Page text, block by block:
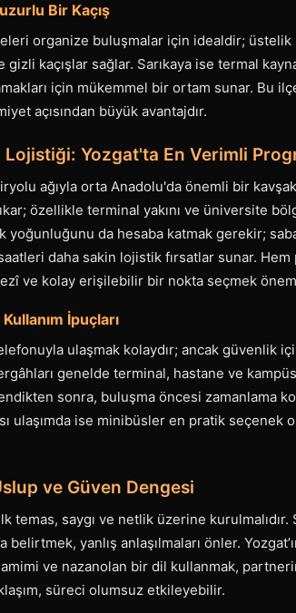
Bir Kaçış
organize buluşmalar için idealdir;
gizli kaçışlar sağlar. Sarıkaya ise termal
için mükemmel bir ortam sunar. Bu
açısından büyük avantajdır.
Lojistiği: Yozgat'ta En Verimli
ağıyla orta Anadolu'da önemli bir
özellikle terminal yakını ve üniversite
yoğunluğunu da hesaba katmak gerekir;
daha sakin lojistik fırsatlar sunar.
ve kolay erişilebilir bir nokta seçmek
İpuçları
ulaşmak kolaydır; ancak güvenlik
genelde terminal, hastane ve kampüs
sonra, buluşma öncesi zamanlama
ulaşımda ise minibüsler en pratik seçenek
ve Güven Dengesi
saygı ve netlik üzerine kurulmalıdır.
belirtmek, yanlış anlaşılmaları önler.
ve nazanolan bir dil kullanmak,
süreci olumsuz etkileyebilir.